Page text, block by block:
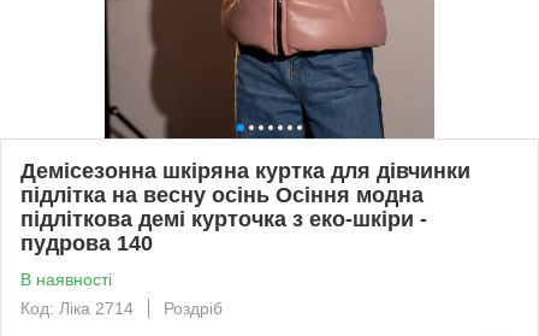
Демісезонна шкіряна куртка для дівчинки
підлітка на весну осінь Осіння модна
підліткова демі курточка з еко-шкіри -
пудрова 140
В наявності
Код: Ліка 2714
Роздріб